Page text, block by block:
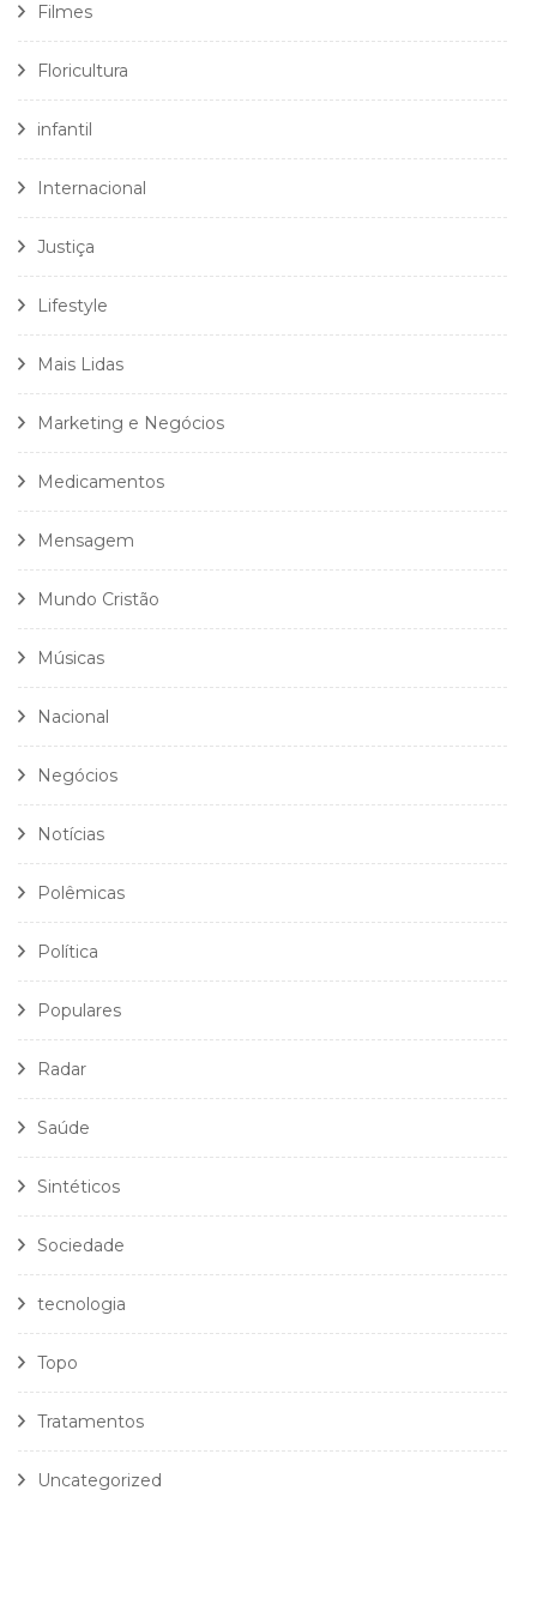
Filmes
Floricultura
infantil
Internacional
Justiça
Lifestyle
Mais Lidas
Marketing e Negócios
Medicamentos
Mensagem
Mundo Cristão
Músicas
Nacional
Negócios
Notícias
Polêmicas
Política
Populares
Radar
Saúde
Sintéticos
Sociedade
tecnologia
Topo
Tratamentos
Uncategorized